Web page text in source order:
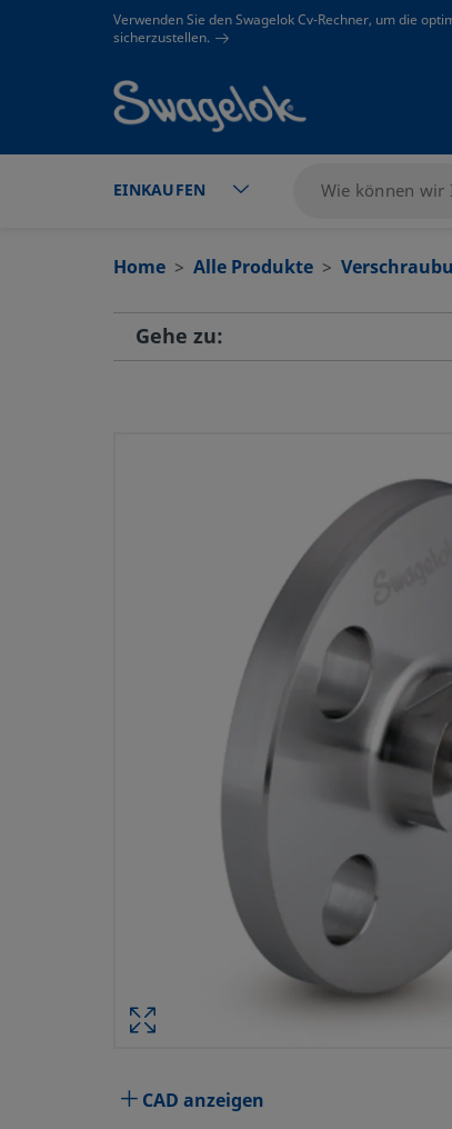
text.skipToContent
text.skipToNavigationVerwenden Sie den Swagelok Cv-Rechner, um die
sicherzustellen.
EINKAUFEN
Home Alle Produkte
ANSI-
Gehe zu:
CAD anzeigen